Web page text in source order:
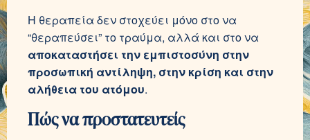
Η θεραπεία δεν στοχεύει μόνο στο να
“θεραπεύσει” το τραύμα, αλλά και στο να
αποκαταστήσει την εμπιστοσύνη στην
προσωπική αντίληψη, στην κρίση και στην
αλήθεια του ατόμου.
Πώς να προστατευτείς